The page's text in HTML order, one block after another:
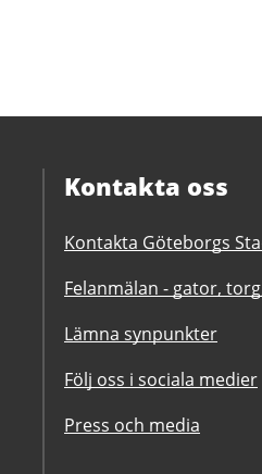
Kontakta oss
Kontakta Göteborgs
Felanmälan - gator,
Lämna synpunkter
Följ oss i sociala medier
Press och media